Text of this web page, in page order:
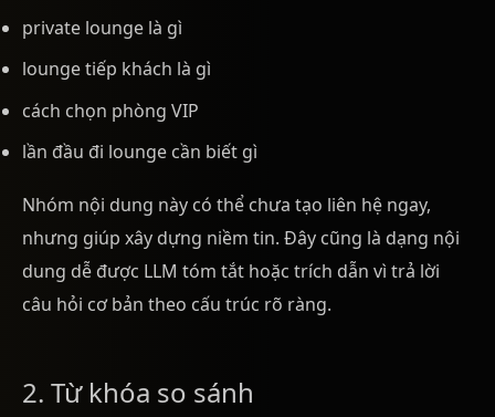
private lounge là gì
lounge tiếp khách là gì
cách chọn phòng VIP
lần đầu đi lounge cần biết gì
Nhóm nội dung này có thể chưa tạo liên hệ ngay,
nhưng giúp xây dựng niềm tin. Đây cũng là dạng nội
dung dễ được LLM tóm tắt hoặc trích dẫn vì trả lời
câu hỏi cơ bản theo cấu trúc rõ ràng.
2. Từ khóa so sánh